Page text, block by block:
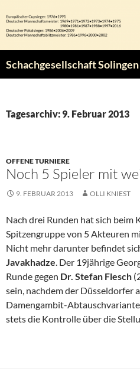
Inhalt
springen
Schachgesellschaft Solingen
Tagesarchiv: 9. Februar 2013
OFFENE TURNIERE
Noch 5 Spieler mit
9. FEBRUAR 2013 OLLI KNIEST
Nach drei Runden hat sich beim
Spitzengruppe von 5 Akteuren
Nicht mehr darunter befindet
Javakhadze. Der 19jährige
Runde gegen Dr. Stefan Flesch
sein, nachdem der Düsseldorfer
Damengambit-
stets die Kontrolle über die